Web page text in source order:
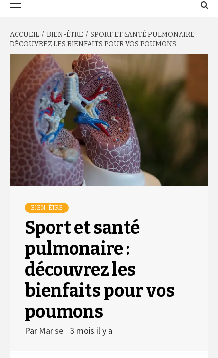
ACCUEIL BIEN-ÊTRE
SPORT ET SANTÉ PULMONAIRE :
DÉCOUVREZ LES BIENFAITS POUR VOS POUMONS
BIEN-ÊTRE
Sport et santé
pulmonaire :
découvrez les
bienfaits pour vos
poumons
Par Marise 3 mois il y a